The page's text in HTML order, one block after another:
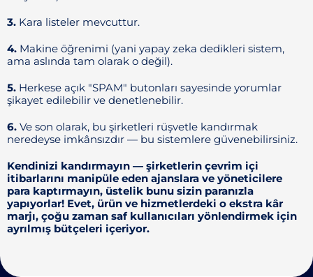
3. Kara listeler mevcuttur.
4. Makine öğrenimi (yani yapay zeka dedikleri sistem,
ama aslında tam olarak o değil).
5. Herkese açık "SPAM" butonları sayesinde yorumlar
şikayet edilebilir ve denetlenebilir.
6. Ve son olarak, bu şirketleri rüşvetle kandırmak
neredeyse imkânsızdır — bu sistemlere güvenebilirsiniz.
Kendinizi kandırmayın — şirketlerin çevrim içi
itibarlarını manipüle eden ajanslara ve yöneticilere
para kaptırmayın, üstelik bunu sizin paranızla
yapıyorlar! Evet, ürün ve hizmetlerdeki o ekstra kâr
marjı, çoğu zaman saf kullanıcıları yönlendirmek için
ayrılmış bütçeleri içeriyor.